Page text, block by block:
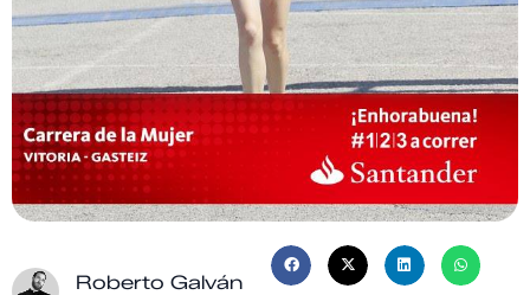
Roberto Galván